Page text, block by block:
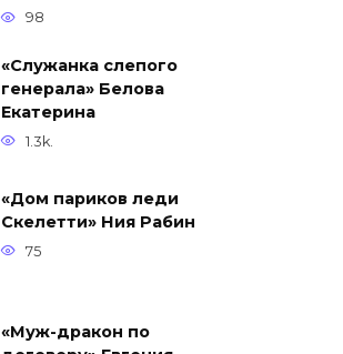
98
«Служанка слепого
генерала» Белова
Екатерина
1.3k.
«Дом париков леди
Скелетти» Ния Рабин
75
«Муж-дракон по